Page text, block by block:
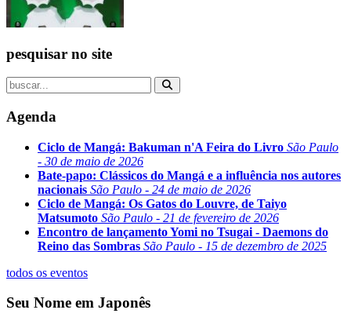
pesquisar no site
Agenda
Ciclo de Mangá: Bakuman n'A Feira do Livro São Paulo
- 30 de maio de 2026
Bate-papo: Clássicos do Mangá e a influência nos autores
nacionais São Paulo - 24 de maio de 2026
Ciclo de Mangá: Os Gatos do Louvre, de Taiyo
Matsumoto São Paulo - 21 de fevereiro de 2026
Encontro de lançamento Yomi no Tsugai - Daemons do
Reino das Sombras São Paulo - 15 de dezembro de 2025
todos os eventos
Seu Nome em Japonês